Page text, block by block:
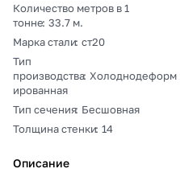
Количество метров в 1
тонне: 33.7 м.
Марка стали: ст20
Тип
производства: Холоднодеформ
ированная
Тип сечения: Бесшовная
Толщина стенки: 14
Описание